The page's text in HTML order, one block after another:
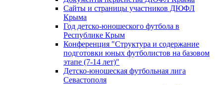
Сайты и страницы участников ДЮФЛ
Крыма
Год детско-юношеского футбола в
Республике Крым
Конференция "Структура и содержание
подготовки юных футболистов на базовом
этапе (7-14 лет)"
Детско-юношеская футбольная лига
Севастополя